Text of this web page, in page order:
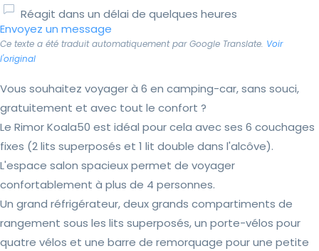
Réagit dans un délai de quelques heures
Envoyez un message
Ce texte a été traduit automatiquement par Google Translate. Voir
l'original
Vous souhaitez voyager à 6 en camping-car, sans souci,
gratuitement et avec tout le confort ?
Le Rimor Koala50 est idéal pour cela avec ses 6 couchages
fixes (2 lits superposés et 1 lit double dans l'alcôve).
L'espace salon spacieux permet de voyager
confortablement à plus de 4 personnes.
Un grand réfrigérateur, deux grands compartiments de
rangement sous les lits superposés, un porte-vélos pour
quatre vélos et une barre de remorquage pour une petite